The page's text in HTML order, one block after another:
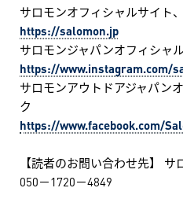
サロモンオフィシャルサイト
https://salomon.jp
サロモンジャパンオフィシャ
https://www.instagram.com/
サロモンアウトドアジャパン
ク
https://www.facebook.com/
【読者のお問い合わせ先】
050－1720－4849